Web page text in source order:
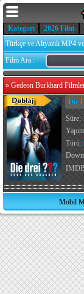
Kategori 2026 Film
Türkçe ve Altyazılı MP4
Film Ara :
» Gedeon Burkhard
Die
Süre:
Türü:
Mobil